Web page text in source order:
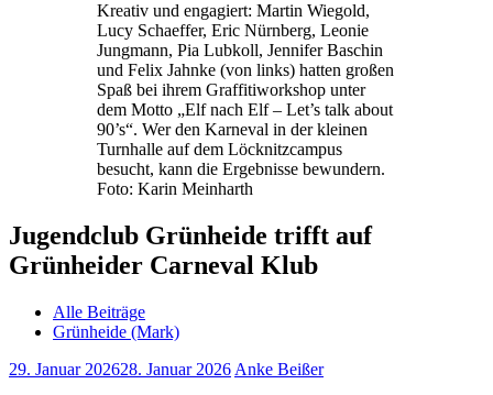
Kreativ und engagiert: Martin Wiegold,
Lucy Schaeffer, Eric Nürnberg, Leonie
Jungmann, Pia Lubkoll, Jennifer Baschin
und Felix Jahnke (von links) hatten großen
Spaß bei ihrem Graffitiworkshop unter
dem Motto „Elf nach Elf – Let’s talk about
90’s“. Wer den Karneval in der kleinen
Turnhalle auf dem Löcknitzcampus
besucht, kann die Ergebnisse bewundern.
Foto: Karin Meinharth
Jugendclub Grünheide trifft auf
Grünheider Carneval Klub
Alle Beiträge
Grünheide (Mark)
29. Januar 202628. Januar 2026 Anke Beißer